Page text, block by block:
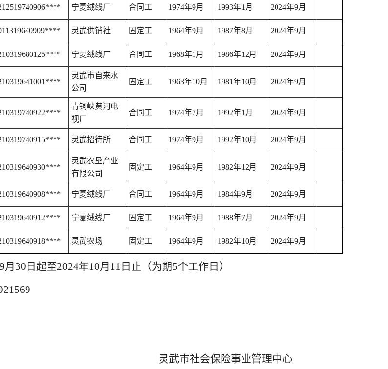
宁夏绒线厂 合同工 1974年9月 1993年1月 2024年9月
灵武供销社 固定工 1964年9月 1987年8月 2024年9月
宁夏绒线厂 合同工 1968年1月 1986年12月 2024年9月
灵武市自来水
公司
固定工 1963年10月 1981年10月 2024年9月
青铜峡黄河电
视厂
合同工 1974年7月 1992年1月 2024年9月
灵武招待所 合同工 1974年9月 1992年10月 2024年9月
灵武农垦产业
有限公司
固定工 1964年9月 1982年12月 2024年9月
宁夏绒线厂 合同工 1964年9月 1984年9月 2024年9月
宁夏绒线厂 固定工 1964年9月 1988年7月 2024年9月
灵武农场 固定工 1964年9月 1982年10月 2024年9月
月30日起至2024年10月11日止（为期5个工作日）
社会保险事业管理中心